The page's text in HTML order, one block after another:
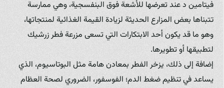
فيتامين د عند تعرضها للأشعة فوق البنفسجية، وهي ممارسة
تتبناها بعض المزارع الحديثة لزيادة القيمة الغذائية لمنتجاتها،
وهو ما قد يكون أحد الابتكارات التي تسعى مزرعة فطر زرشيك
لتطبيقها أو تطويرها.
إضافة إلى ذلك، يزخر الفطر بمعادن هامة مثل البوتاسيوم، الذي
يساعد في تنظيم ضغط الدم؛ الفوسفور، الضروري لصحة العظام